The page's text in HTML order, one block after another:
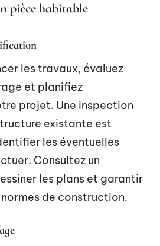
pièce habitable
les travaux, évaluez
et planifiez
projet. Une inspection
existante est
les éventuelles
Consultez un
les plans et garantir
de construction.